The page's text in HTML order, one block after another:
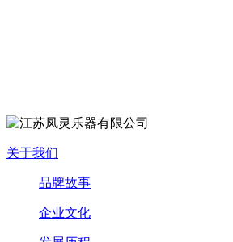
关于我们
品牌故事
企业文化